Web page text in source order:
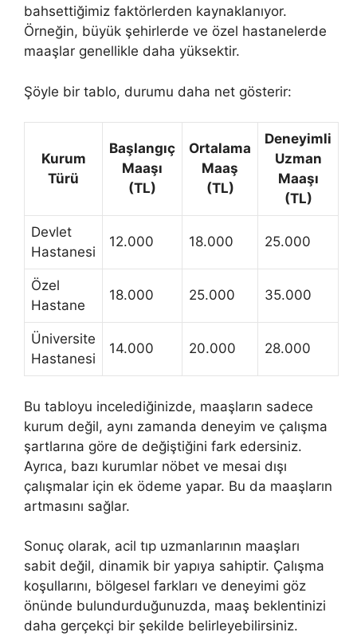
bahsettiğimiz faktörlerden kaynaklanıyor.
Örneğin, büyük şehirlerde ve özel hastanelerde
maaşlar genellikle daha yüksektir.
Şöyle bir tablo, durumu daha net gösterir:
Kurum
Türü
Başlangıç
Maaşı
(TL)
Ortalama
Maaş
(TL)
Deneyimli
Uzman
Maaşı
(TL)
Devlet
Hastanesi
12.000 18.000 25.000
Özel
Hastane
18.000 25.000 35.000
Üniversite
Hastanesi
14.000 20.000 28.000
Bu tabloyu incelediğinizde, maaşların sadece
kurum değil, aynı zamanda deneyim ve çalışma
şartlarına göre de değiştiğini fark edersiniz.
Ayrıca, bazı kurumlar nöbet ve mesai dışı
çalışmalar için ek ödeme yapar. Bu da maaşların
artmasını sağlar.
Sonuç olarak, acil tıp uzmanlarının maaşları
sabit değil, dinamik bir yapıya sahiptir. Çalışma
koşullarını, bölgesel farkları ve deneyimi göz
önünde bulundurduğunuzda, maaş beklentinizi
daha gerçekçi bir şekilde belirleyebilirsiniz.